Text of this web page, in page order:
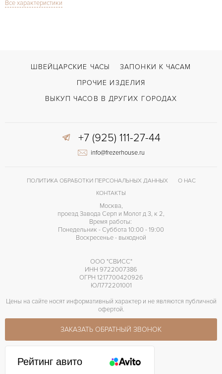
ФУНКЦИИ
Застежка с помощью шипа
Все характеристики
ШВЕЙЦАРСКИЕ ЧАСЫ
ЗАПОНКИ К ЧАСАМ
ПРОЧИЕ ИЗДЕЛИЯ
ВЫКУП ЧАСОВ В ДРУГИХ ГОРОДАХ
+7 (925) 111-27-44
info@frezerhouse.ru
ПОЛИТИКА ОБРАБОТКИ ПЕРСОНАЛЬНЫХ ДАННЫХ
О НАС
КОНТАКТЫ
Москва,
проезд Завода Серп и Молот д 3, к 2,
Время работы:
Понедельник - Суббота 10:00 - 19:00
Воскресенье - выходной
ООО "СВИСС"
ИНН 9722007386
ОГРН 1217700420926
ЮЛ772201001
Цены на сайте носят информативный характер и не являются публичной
офертой.
ЗАКАЗАТЬ ОБРАТНЫЙ ЗВОНОК
Рейтинг авито